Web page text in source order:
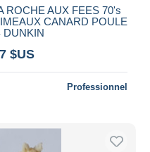
ROCHE AUX FEES 70's
CANARD POULE
DUNKIN
$US
Professionnel